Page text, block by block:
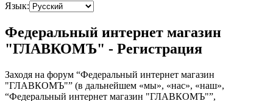
Язык:
Федеральный интернет магазин
"ГЛАВКОМЪ" - Регистрация
Заходя на форум “Федеральный интернет магазин
"ГЛАВКОМЪ"” (в дальнейшем «мы», «нас», «наш»,
“Федеральный интернет магазин "ГЛАВКОМЪ"”,